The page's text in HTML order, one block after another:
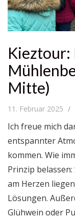
Kieztour:
Mitte)
11. Februar 2025
Ich freue mich
entspannter
kommen. Wie
Prinzip
am Herzen
Lösungen.
Glühwein oder